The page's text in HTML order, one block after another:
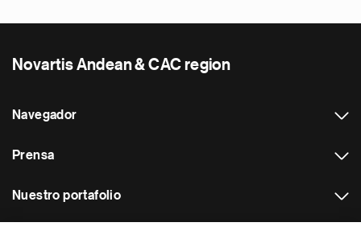
Novartis Andean & CAC region
Navegador
Prensa
Nuestro portafolio